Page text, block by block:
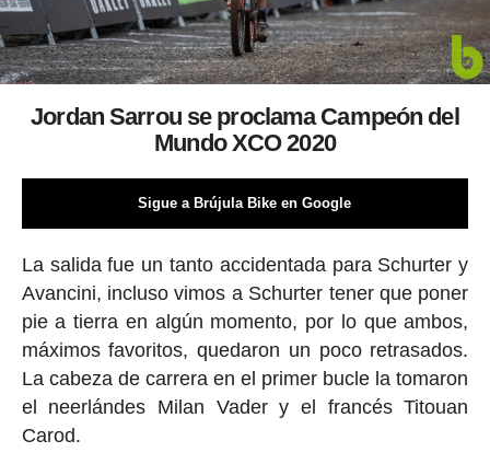
Jordan Sarrou se proclama Campeón del
Mundo XCO 2020
Sigue a Brújula Bike en Google
La salida fue un tanto accidentada para Schurter y
Avancini, incluso vimos a Schurter tener que poner
pie a tierra en algún momento, por lo que ambos,
máximos favoritos, quedaron un poco retrasados.
La cabeza de carrera en el primer bucle la tomaron
el neerlándes Milan Vader y el francés Titouan
Carod.